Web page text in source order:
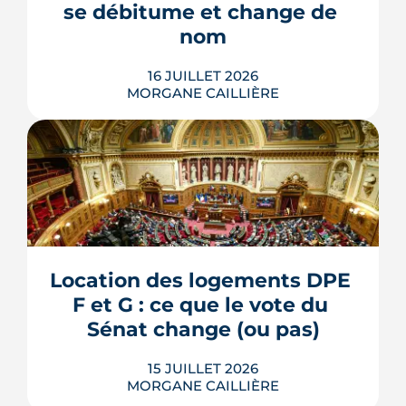
s'encadrent par un contrat spécifique
se débitume et change de
nom
16 JUILLET 2026
MORGANE CAILLIÈRE
L'esplanade goudronnée du Breil-
Malville, doublée d'un parking, est en
travaux depuis janvier. D'ici décembre,
plantée, débaptisée au profit d'Aimée
Lallement, féministe et résistante.
LIRE L'ARTICLE
Location des logements DPE
F et G : ce que le vote du
Sénat change (ou pas)
15 JUILLET 2026
MORGANE CAILLIÈRE